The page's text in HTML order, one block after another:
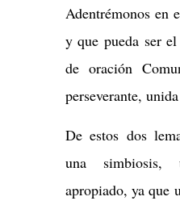
Adentrémonos en
y que pueda ser
de oración
perseverante,
De estos dos
una simbiosis,
apropiado, ya que